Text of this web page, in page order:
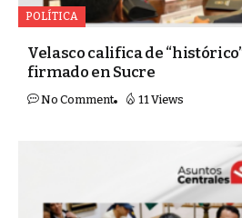
POLÍTICA
Velasco califica de
firmado en Sucre
No Comment 11 Views